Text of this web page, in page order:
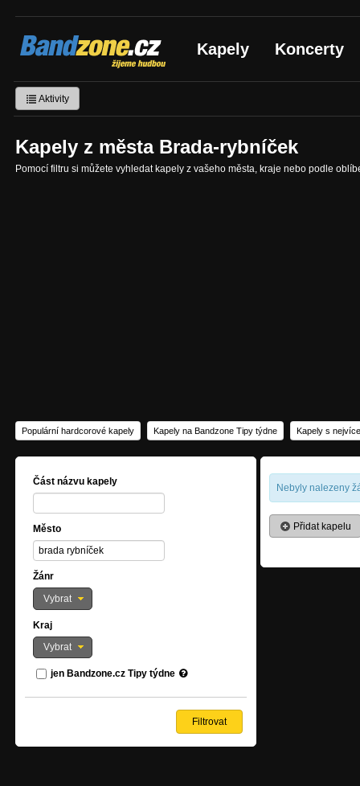
Bandzone.cz
žijeme hudbou Kapely Koncerty
Aktivity
Kapely z města Brada-rybníček
Pomocí filtru si můžete vyhledat kapely z vašeho města, kraje nebo podle
Populární hardcorové kapely Kapely na Bandzone Tipy týdne Kapely s
Část názvu kapely
Město
Žánr
Vybrat
Kraj
Vybrat
jen Bandzone.cz Tipy týdne
Nebyly nalezeny
Přidat kapelu